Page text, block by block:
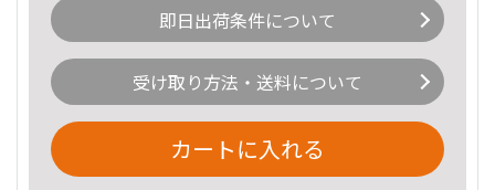
即日出荷条件について
受け取り方法・送料について
カートに入れる